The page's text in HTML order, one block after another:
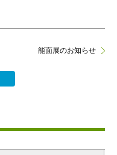
能面展のお知らせ